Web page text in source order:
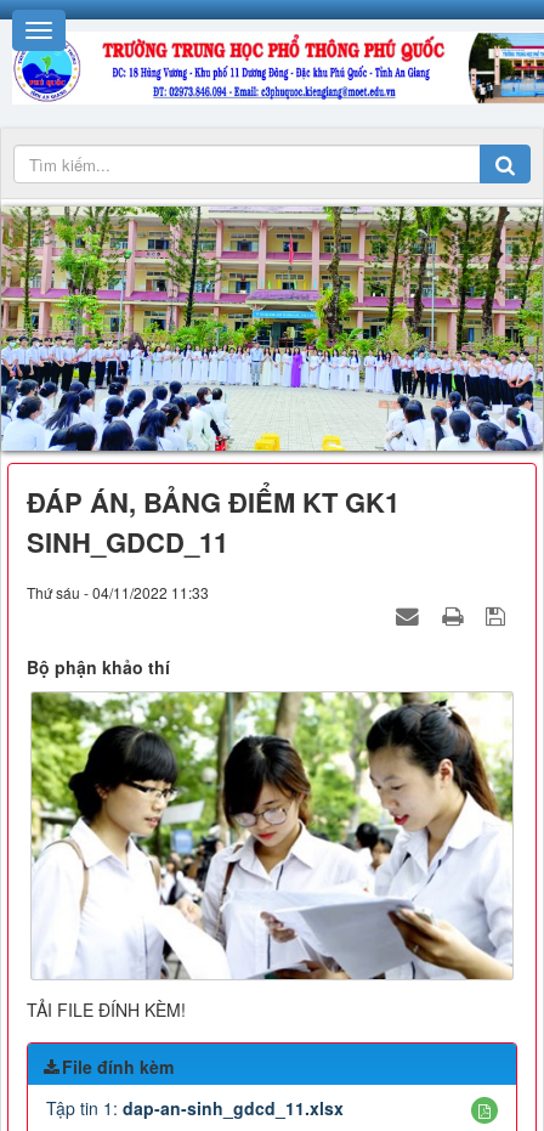
ĐÁP ÁN, BẢNG ĐIỂM KT GK1
SINH_GDCD_11
Thứ sáu - 04/11/2022 11:33
Bộ phận khảo thí
TẢI FILE ĐÍNH KÈM!
File đính kèm
Tập tin 1: dap-an-sinh_gdcd_11.xlsx